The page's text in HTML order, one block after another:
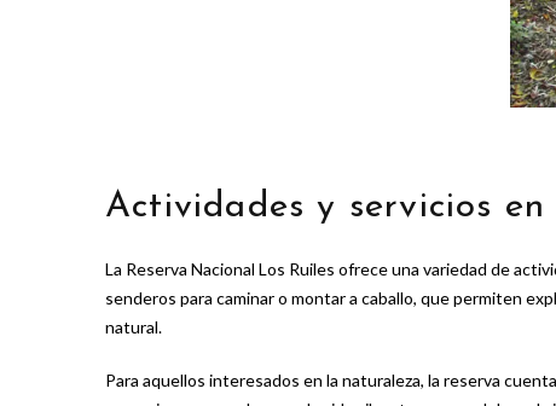
Actividades y servicios en
La Reserva Nacional Los Ruiles ofrece una variedad de
senderos para caminar o montar a caballo, que permiten
natural.
Para aquellos interesados en la naturaleza, la reserva